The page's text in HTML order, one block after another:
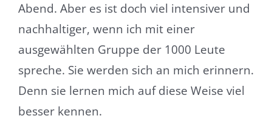
Abend. Aber es ist doch viel intensiver und
nachhaltiger, wenn ich mit einer
ausgewählten Gruppe der 1000 Leute
spreche. Sie werden sich an mich erinnern.
Denn sie lernen mich auf diese Weise viel
besser kennen.